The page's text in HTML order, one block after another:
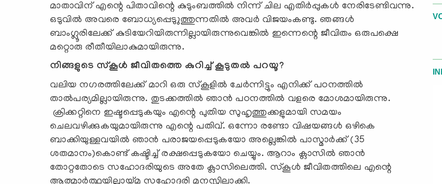
മാതാവിന് എന്റെ പിതാവിന്റെ കുടുംബത്തില്‍ നിന്ന് ചില എതിര്‍പ്പുകള്‍ നേരിടേണ്ടിവന്നു.
ഒടുവില്‍ അവരെ ബോധ്യപ്പെടുുത്തുന്നതില്‍ അവര്‍ വിജയംകണ്ടു. ഞങ്ങള്‍
ബാംഗ്ലൂരിലേക്ക് കുടിയേറിയിരുന്നില്ലായിരുന്നുവെങ്കില്‍ ഇന്നെന്റെ ജീവിതം ഒരുപക്ഷെ
മറ്റൊരു രീതീയിലാകുമായിരുന്നു.
നിങ്ങളുടെ സ്‌കൂള്‍ ജീവിതത്തെ കുറിച്ച് കൂടുതല്‍ പറയൂ?
വലിയ നഗരത്തിലേക്ക് മാറി ഒരു സ്‌കൂളില്‍ ചേര്‍ന്നിട്ടും എനിക്ക് പഠനത്തില്‍
താല്‍പര്യമില്ലായിരുന്നു. തുടക്കത്തില്‍ ഞാന്‍ പഠനത്തില്‍ വളരെ മോശമായിരുന്നു.
ക്രിക്കറ്റിനെ ഇഷ്ടപ്പെടുകയും എന്റെ പുതിയ സുഹൃത്തുക്കളുമായി സമയം
ചെലവഴിക്കുകയുമായിരുന്നു എന്റെ പതിവ്. ഒന്നോ രണ്ടോ വിഷയങ്ങള്‍ ഒഴികെ
ബാക്കിയുള്ളവയില്‍ ഞാന്‍ പരാജയപ്പെടുകയോ അല്ലെങ്കില്‍ പാസ്മാര്‍ക്ക് (35
ശതമാനം)കൊണ്ട് കഷ്ടിച്ച് രക്ഷപ്പെടുകയോ ചെയ്യും. ആറാം ക്ലാസില്‍ ഞാന്‍
തോറ്റതോടെ സഹോദരിയുടെ അതേ ക്ലാസിലെത്തി. സ്‌കൂള്‍ ജീവിതത്തിലെ എന്റെ
ആത്മാര്‍ത്ഥയില്ലായ്മ സഹോദരി മനസ്സിലാക്കി.